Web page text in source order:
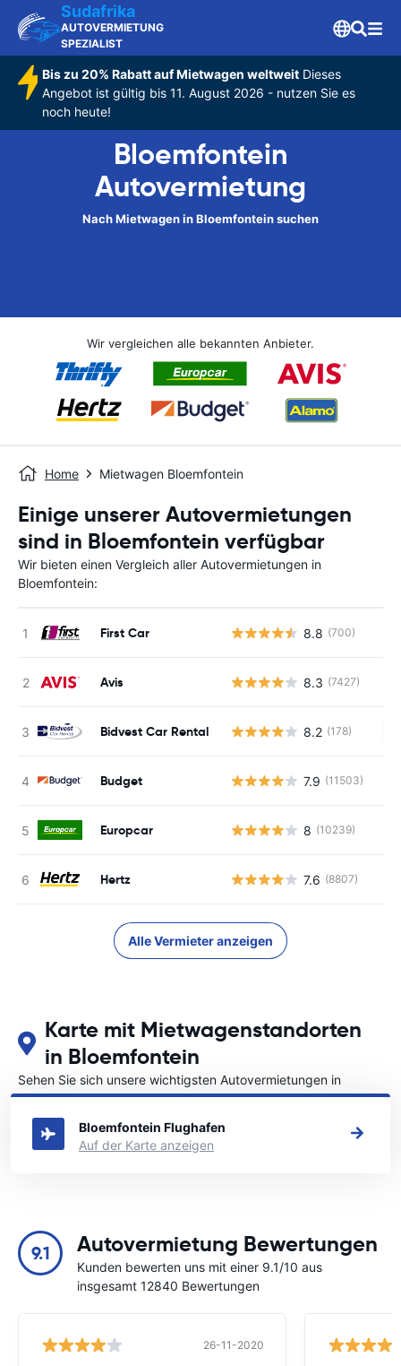
Sudafrika
AUTOVERMIETUNG
SPEZIALIST
Bis zu 20% Rabatt auf Mietwagen weltweitDieses
Angebot ist gültig bis 11. August 2026 - nutzen Sie es
noch heute!
Bloemfontein
Autovermietung
Nach Mietwagen in Bloemfontein suchen
Wir vergleichen alle bekannten Anbieter.
Home Mietwagen Bloemfontein
Einige unserer Autovermietungen
sind in Bloemfontein verfügbar
Wir bieten einen Vergleich aller Autovermietungen in
Bloemfontein:
First Car 8.8 (700)
Avis 8.3 (7427)
Bidvest Car Rental 8.2 (178)
Budget 7.9 (11503)
Europcar 8 (10239)
Hertz 7.6 (8807)
Alle Vermieter anzeigen
Karte mit Mietwagenstandorten
in Bloemfontein
Sehen Sie sich unsere wichtigsten Autovermietungen in
Bloemfontein an
Bloemfontein Flughafen
Auf der Karte anzeigen
9.1 Autovermietung Bewertungen
Kunden bewerten uns mit einer 9.1/10 aus
insgesamt 12840 Bewertungen
26-11-2020